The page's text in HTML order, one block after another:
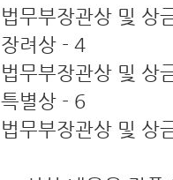
법무부장관상 및 상
장려상 - 4
법무부장관상 및 상
특별상 - 6
법무부장관상 및 상